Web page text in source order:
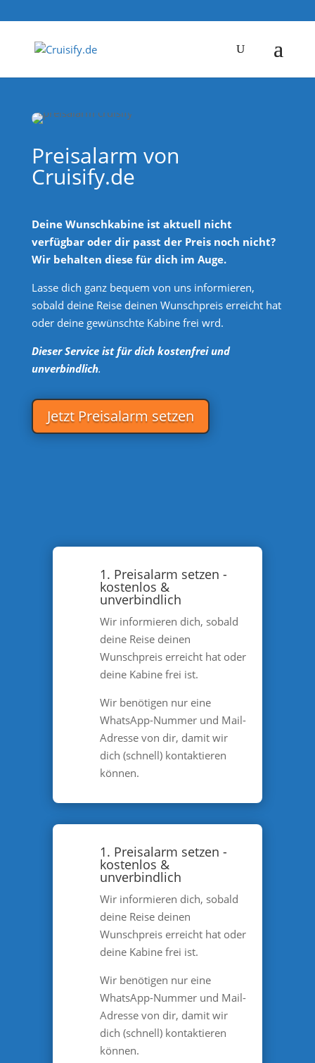
Preisalarm von
Cruisify.de
Deine Wunschkabine ist aktuell nicht
verfügbar oder dir passt der Preis noch nicht?
Wir behalten diese für dich im Auge.
Lasse dich ganz bequem von uns informieren,
sobald deine Reise deinen Wunschpreis erreicht hat
oder deine gewünschte Kabine frei wrd.
Dieser Service ist für dich kostenfrei und
unverbindlich.
Jetzt Preisalarm setzen
1. Preisalarm setzen -
kostenlos &
unverbindlich
Wir informieren dich, sobald
deine Reise deinen
Wunschpreis erreicht hat oder
deine Kabine frei ist.
Wir benötigen nur eine
WhatsApp-Nummer und Mail-
Adresse von dir, damit wir
dich (schnell) kontaktieren
können.
1. Preisalarm setzen -
kostenlos &
unverbindlich
Wir informieren dich, sobald
deine Reise deinen
Wunschpreis erreicht hat oder
deine Kabine frei ist.
Wir benötigen nur eine
WhatsApp-Nummer und Mail-
Adresse von dir, damit wir
dich (schnell) kontaktieren
können.